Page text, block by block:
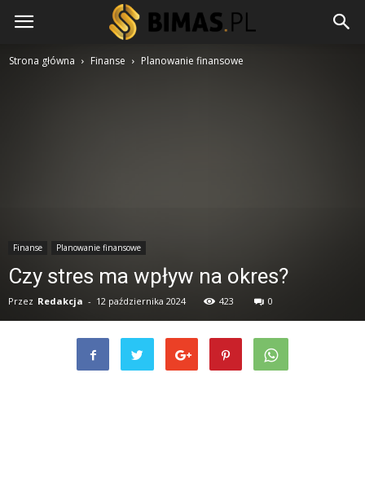
Strona główna Finanse Planowanie finansowe
Finanse Planowanie finansowe
Czy stres ma wpływ na okres?
Przez Redakcja - 12 października 2024 423 0